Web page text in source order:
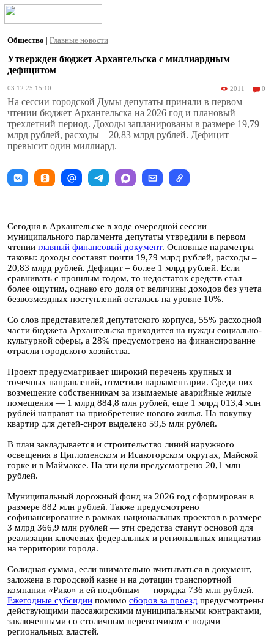
Общество | Главные новости
Утвержден бюджет Архангельска с миллиардным
дефицитом
03.12.25 15:10 2011 0
На сессии городской Думы депутаты приняли в первом
чтении бюджет Архангельска на 2026 год и плановый
трехлетний период. Доходы запланированы в размере 19,79
млрд рублей, расходы – 20,83 млрд рублей. Дефицит
превысит один миллиард.
Сегодня в Архангельске в ходе очередной сессии
муниципального парламента депутаты утвредили в первом
чтении главный финансовый документ. Основные параметры
таковы: доходы составят почти 19,79 млрд рублей, расходы –
20,83 млрд рублей. Дефицит – более 1 млрд рублей. Если
сравнивать с прошлым годом, то недостаток средств стал
более ощутим, однако его доля от величины доходов без учета
безвозмездных поступлений осталась на уровне 10%.
Со слов представителей депутатского корпуса, 55% расходной
части бюджета Архангельска приходится на нужды социально-
культурной сферы, а 28% предусмотрено на финансирование
отрасли городского хозяйства.
Проект предусматривает широкий перечень крупных и
точечных направлений, отметили парламентарии. Среди них —
возмещение собственникам за изымаемые аварийные жилые
помещения — 1 млрд 884,8 млн рублей, еще 1 млрд 013,4 млн
рублей направят на приобретение нового жилья. На покупку
квартир для детей-сирот выделено 59,5 млн рублей.
В план закладывается и строительство линий наружного
освещения в Цигломенском и Исакогорском округах, Майской
горке и в Маймаксе. На эти цели предусмотрено 20,1 млн
рублей.
Муниципальный дорожный фонд на 2026 год сформирован в
размере 882 млн рублей. Также предусмотрено
софинансирование в рамках национальных проектов в размере
3 млрд 366,9 млн рублей — эти средства станут основой для
реализации ключевых федеральных и региональных инициатив
на территории города.
Солидная сумма, если внимательно вчитываться в документ,
заложена в городской казне и на дотации транспортной
компании «Рико» и ей подобным — порядка 736 млн рублей.
Ежегодные субсидии помимо сборов за проезд предусмотрены
действующими пассажирскими муниципальными контрактами,
заключенными со столичным перевозчиком с подачи
региональных властей.